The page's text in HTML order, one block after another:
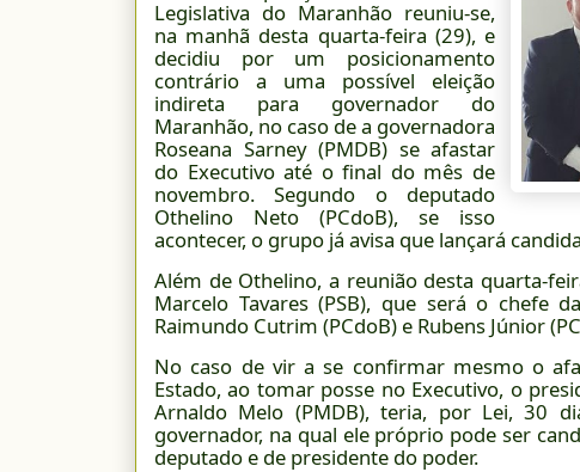
Legislativa do Maranhão reuniu-se,
na manhã desta quarta-feira (29), e
decidiu por um posicionamento
contrário a uma possível eleição
indireta para governador do
Maranhão, no caso de a governadora
Roseana Sarney (PMDB) se afastar
do Executivo até o final do mês de
novembro. Segundo o deputado
Othelino Neto (PCdoB), se isso
acontecer, o grupo já avisa que lançará
Além de Othelino, a reunião desta quarta-
Marcelo Tavares (PSB), que será o chefe
Raimundo Cutrim (PCdoB) e Rubens Júnior
No caso de vir a se confirmar mesmo o
Estado, ao tomar posse no Executivo, o
Arnaldo Melo (PMDB), teria, por Lei, 30
governador, na qual ele próprio pode ser
deputado e de presidente do poder.